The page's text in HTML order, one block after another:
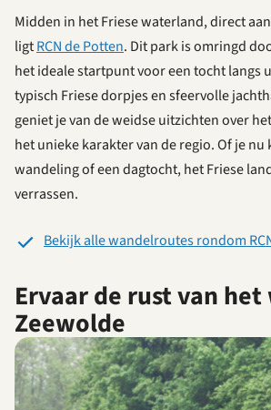
Midden in het Friese waterland, direct
ligtRCN de Potten. Dit park is omringd
het ideale startpunt voor een tocht langs
typisch Friese dorpjes en sfeervolle
geniet je van de weidse uitzichten over
het unieke karakter van de regio. Of je
wandeling of een dagtocht, het Friese
verrassen.
Bekijk alle wandelroutes rondom
Ervaar de rust van
Zeewolde